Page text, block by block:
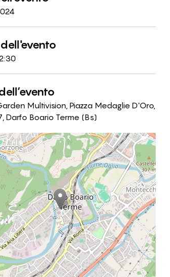
Multivision, Piazza Medaglie D'Oro,
Darfo Boario Terme (Bs)